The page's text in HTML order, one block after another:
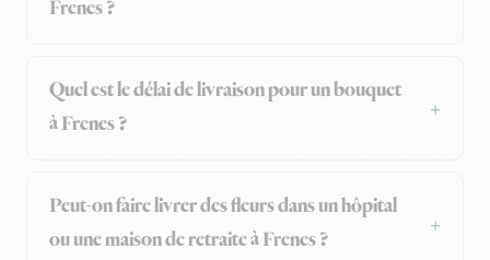
Frenes ?
Quel est le délai de livraison pour un bouquet
à Frenes ?
Peut-on faire livrer des fleurs dans un hôpital
ou une maison de retraite à Frenes ?